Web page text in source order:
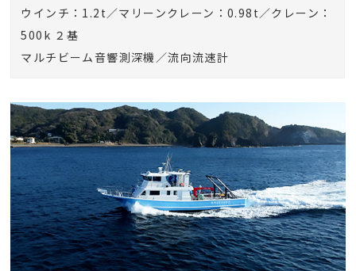
ウインチ：1.2t／マリーンクレーン：0.98t／クレーン：
500k ２基
マルチビーム音響測深機／流向流速計